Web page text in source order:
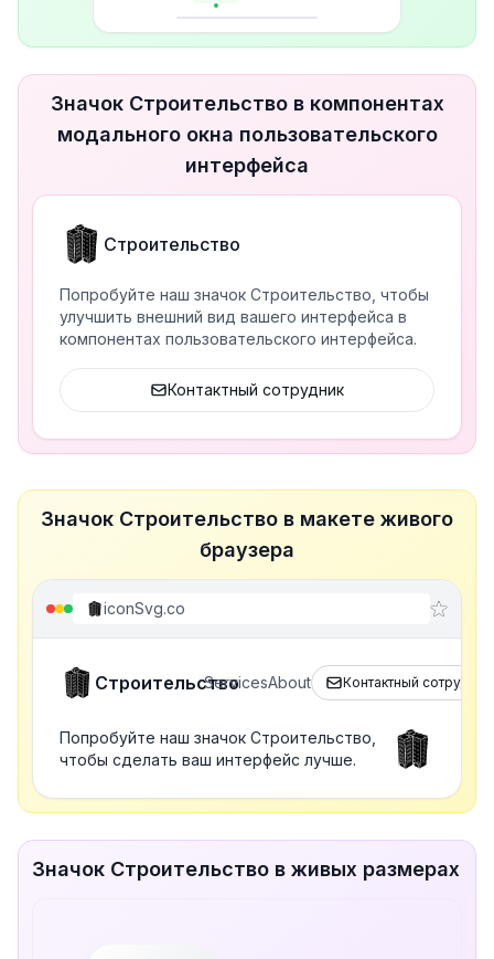
Значок Строительство в компонентах
модального окна пользовательского
интерфейса
Строительство
Попробуйте наш значок Строительство, чтобы
улучшить внешний вид вашего интерфейса в
компонентах пользовательского интерфейса.
Контактный сотрудник
Значок Строительство в макете живого
браузера
iconSvg.co
Строительство
ServicesAbout Контактный сотрудник
Попробуйте наш значок Строительство,
чтобы сделать ваш интерфейс лучше.
Значок Строительство в живых размерах